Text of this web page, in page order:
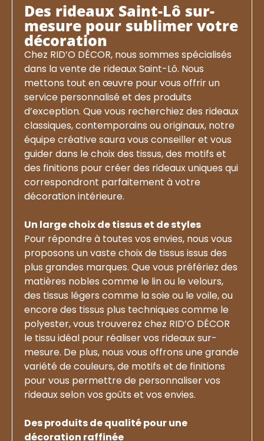
Des rideaux Saint-Lô sur-
mesure pour sublimer votre
décoration
Chez RID’O DÉCOR, nous sommes spécialisés
dans la vente de rideaux Saint-Lô. Nous
mettons tout en œuvre pour vous offrir un
service personnalisé et des produits
d’exception. Que vous recherchiez des rideaux
classiques, contemporains ou originaux, notre
équipe créative saura vous conseiller et vous
guider dans le choix des tissus, des motifs et
des finitions pour créer des rideaux uniques qui
correspondront parfaitement à votre
décoration intérieure.
Un large choix de tissus et de styles
Pour répondre à toutes vos envies, nous vous
proposons un vaste choix de tissus issus des
plus grandes marques. Que vous préfériez des
matières nobles comme le lin ou le velours,
des tissus légers comme la soie ou le voile, ou
encore des tissus plus techniques comme le
polyester, vous trouverez chez RID’O DÉCOR
le tissu idéal pour réaliser vos rideaux sur-
mesure. De plus, nous vous offrons une grande
variété de couleurs, de motifs et de finitions
pour vous permettre de personnaliser vos
rideaux selon vos goûts et vos envies.
Des produits de qualité pour une
décoration raffinée